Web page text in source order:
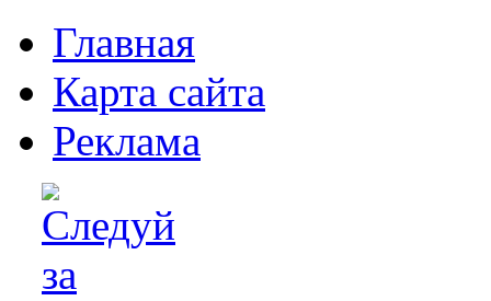
Главная
Карта сайта
Реклама